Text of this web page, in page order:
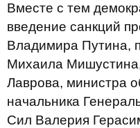
Вместе с тем
введение санкций
Владимира Путина,
Михаила
Лаврова, министра
начальника
Сил Валерия